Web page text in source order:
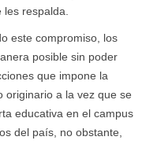
les respalda.
este compromiso, los
posible sin poder
que impone la
originario a la vez que se
educativa en el campus
del país, no obstante,